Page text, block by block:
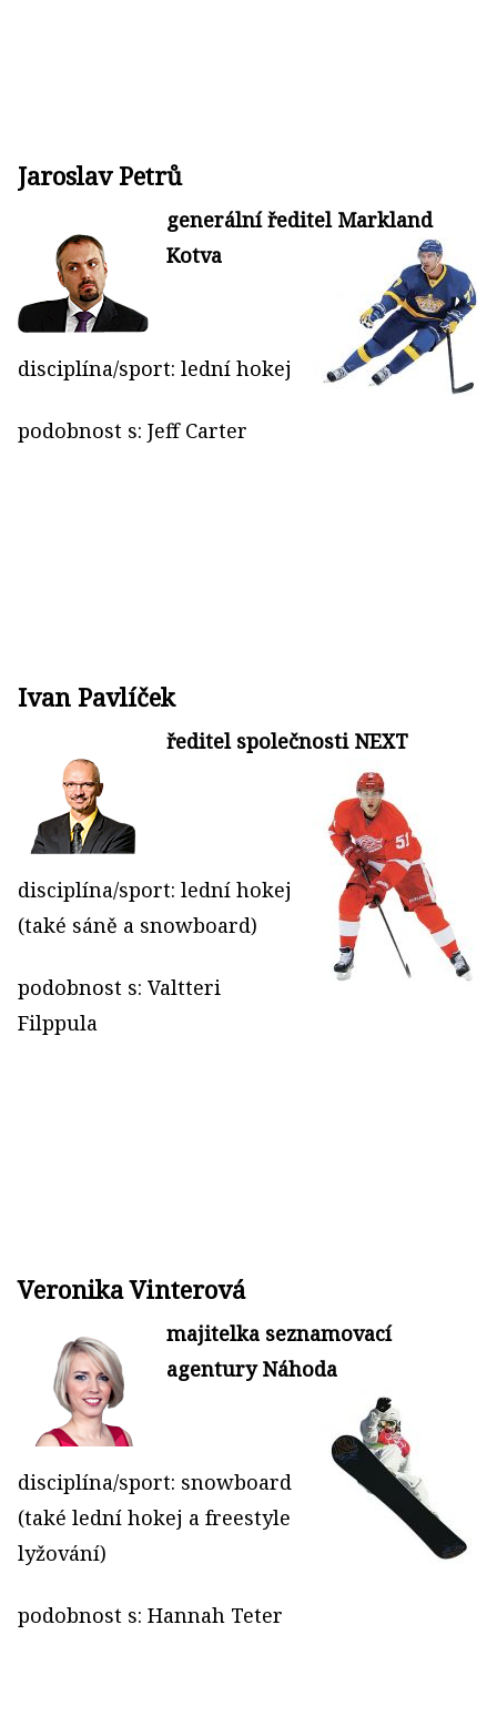
Jaroslav Petrů
generální ředitel Markland
Kotva
disciplína/sport: lední hokej
podobnost s: Jeff Carter
Ivan Pavlíček
ředitel společnosti NEXT
disciplína/sport: lední hokej
(také sáně a snowboard)
podobnost s: Valtteri
Filppula
Veronika Vinterová
majitelka seznamovací
agentury Náhoda
disciplína/sport: snowboard
(také lední hokej a freestyle
lyžování)
podobnost s: Hannah Teter